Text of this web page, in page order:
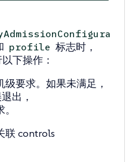
profile 标志时，
下操作：
要求。如果未满足，
出，
联 controls